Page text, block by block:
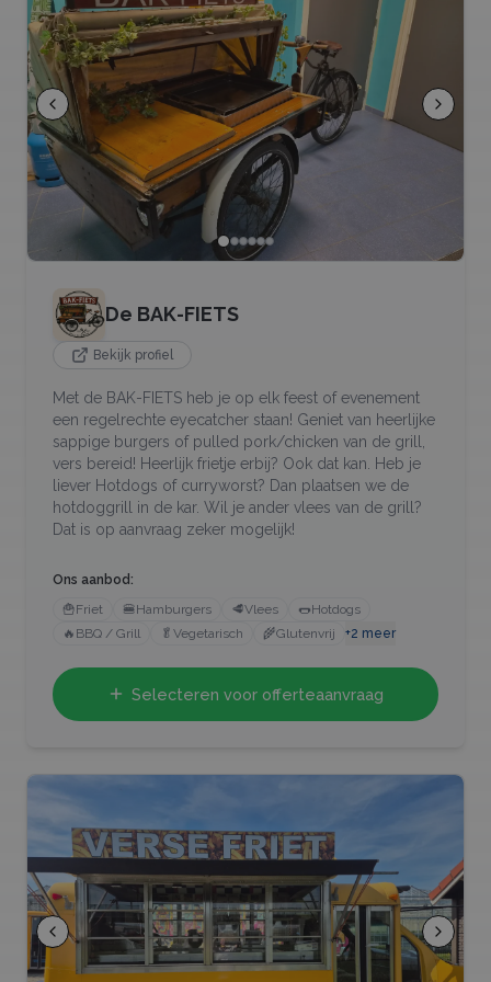
De BAK-FIETS
Bekijk profiel
Met de BAK-FIETS heb je op elk feest of evenement
een regelrechte eyecatcher staan! Geniet van heerlijke
sappige burgers of pulled pork/chicken van de grill,
vers bereid! Heerlijk frietje erbij? Ook dat kan. Heb je
liever Hotdogs of curryworst? Dan plaatsen we de
hotdoggrill in de kar. Wil je ander vlees van de grill?
Dat is op aanvraag zeker mogelijk!
Ons aanbod:
🍟Friet 🍔Hamburgers 🥩Vlees 🌭Hotdogs
🔥 BBQ / Grill 🥬 Vegetarisch 🌾Glutenvrij +2 meer
Selecteren voor offerteaanvraag